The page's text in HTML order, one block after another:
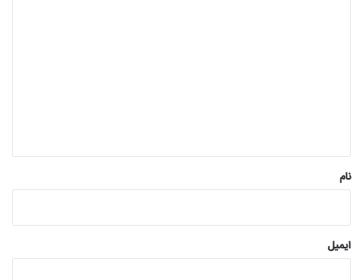
نام
ایمیل